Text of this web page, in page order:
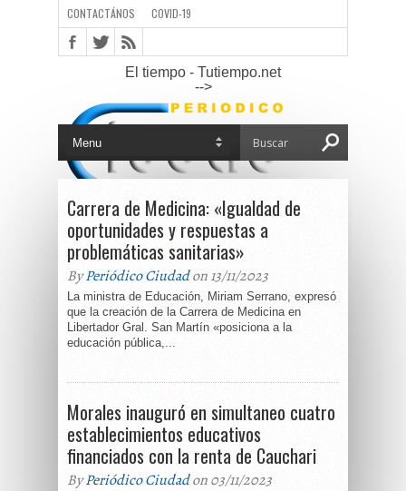
CONTACTÁNOS COVID-19
El tiempo - Tutiempo.net
-->
Carrera de Medicina: «Igualdad de
oportunidades y respuestas a
problemáticas sanitarias»
ByPeriódico Ciudadon 13/11/2023
La ministra de Educación, Miriam Serrano, expresó
que la creación de la Carrera de Medicina en
Libertador Gral. San Martín «posiciona a la
educación pública,...
Morales inauguró en simultaneo cuatro
establecimientos educativos
financiados con la renta de Cauchari
ByPeriódico Ciudadon 03/11/2023